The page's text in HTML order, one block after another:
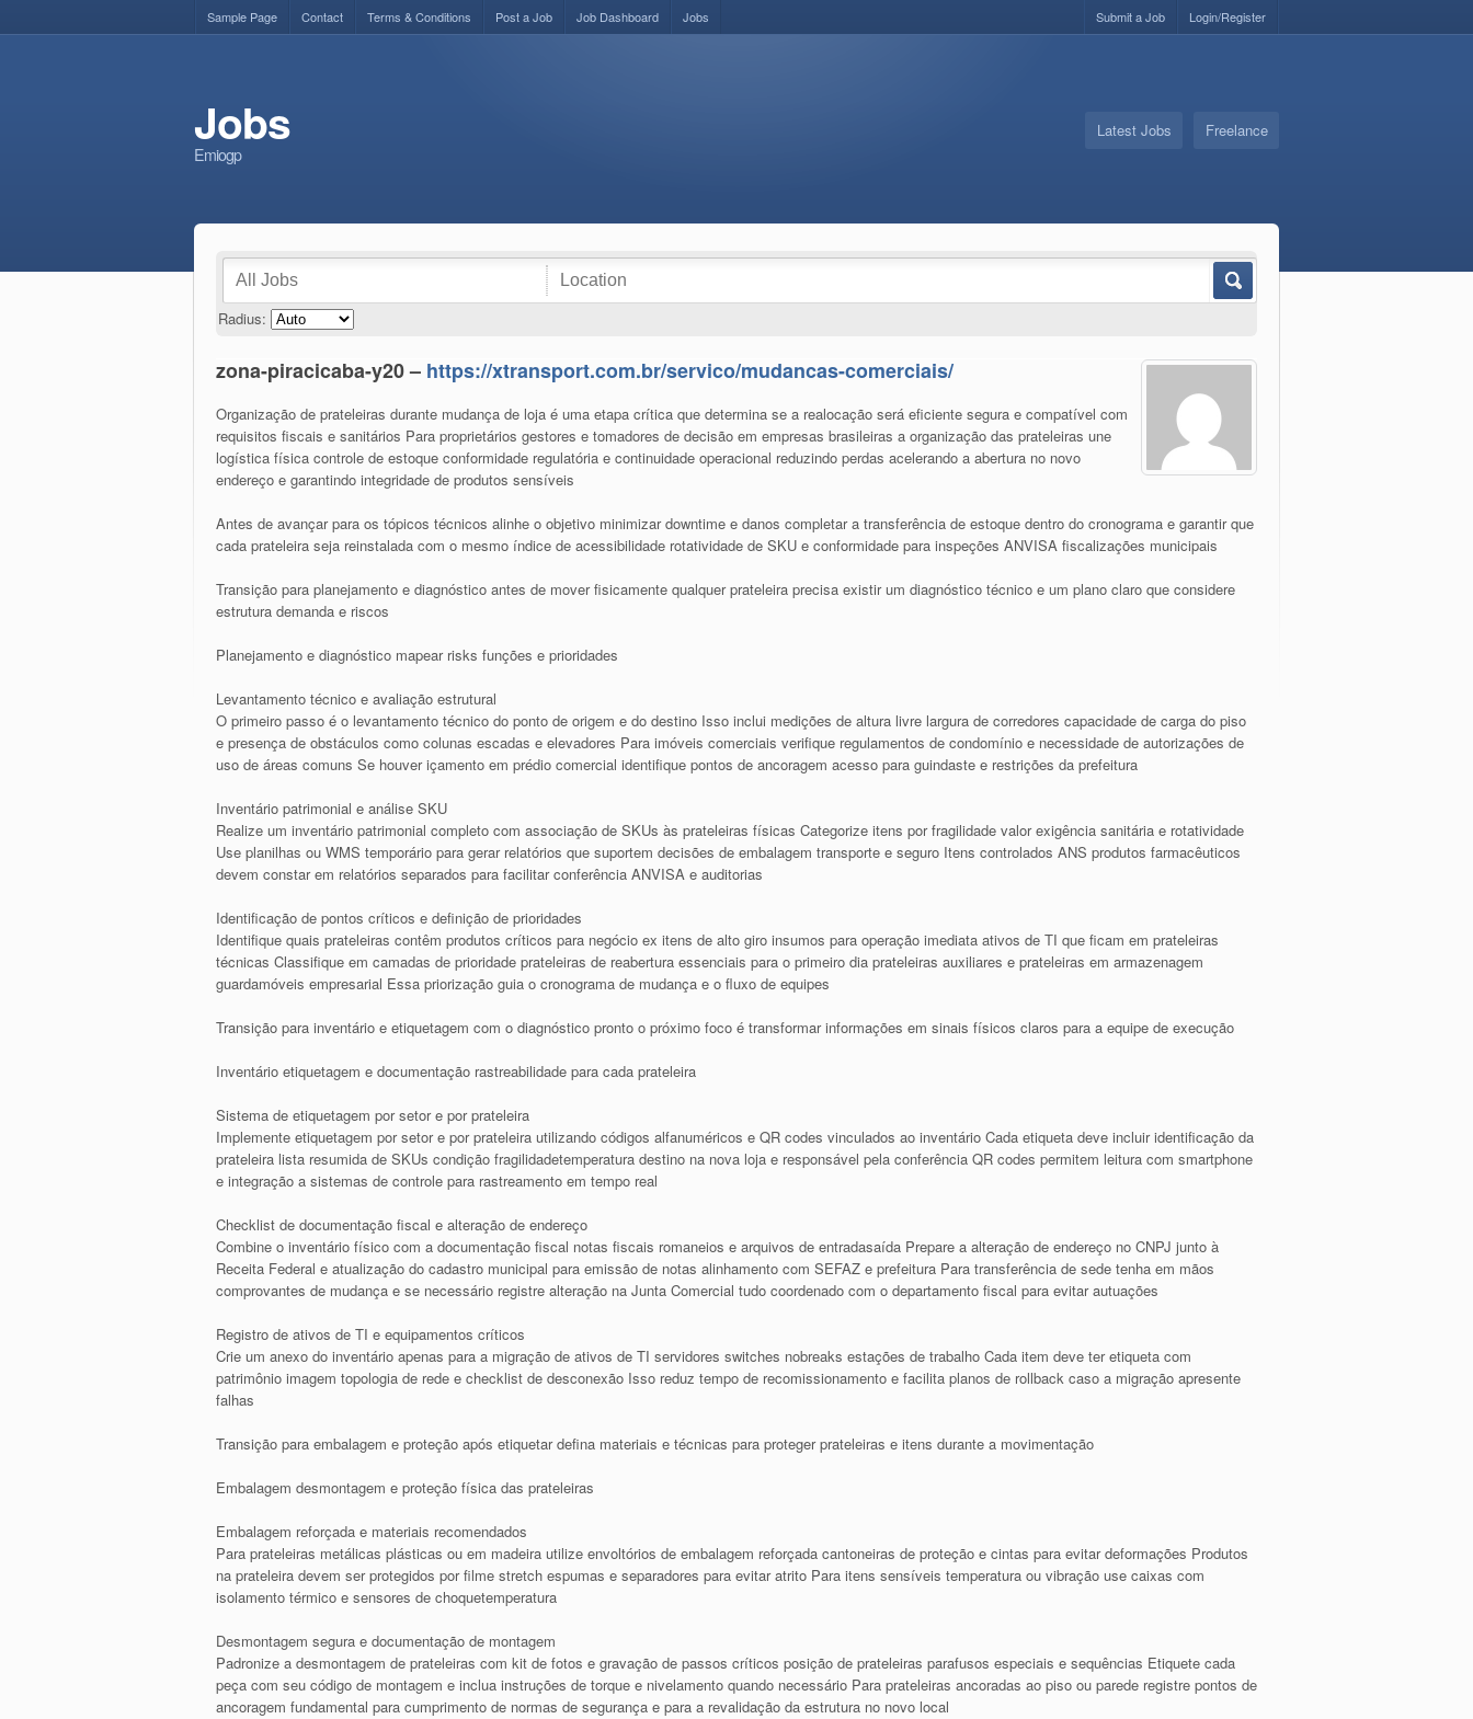
Sample Page Contact Terms & Conditions Post a Job Job Dashboard Jobs Login/Register
Submit a Job
Jobs
Emiogp
Latest Jobs Freelance
Radius:
zona-piracicaba-y20 – https://xtransport.com.br/servico/mudancas-comerciais/
Organização de prateleiras durante mudança de loja é uma etapa crítica que determina se a realocação será eficiente segura e compatível com
requisitos fiscais e sanitários Para proprietários gestores e tomadores de decisão em empresas brasileiras a organização das prateleiras une
logística física controle de estoque conformidade regulatória e continuidade operacional reduzindo perdas acelerando a abertura no novo
endereço e garantindo integridade de produtos sensíveis
Antes de avançar para os tópicos técnicos alinhe o objetivo minimizar downtime e danos completar a transferência de estoque dentro do cronograma e garantir que
cada prateleira seja reinstalada com o mesmo índice de acessibilidade rotatividade de SKU e conformidade para inspeções ANVISA fiscalizações municipais
Transição para planejamento e diagnóstico antes de mover fisicamente qualquer prateleira precisa existir um diagnóstico técnico e um plano claro que considere
estrutura demanda e riscos
Planejamento e diagnóstico mapear risks funções e prioridades
Levantamento técnico e avaliação estrutural
O primeiro passo é o levantamento técnico do ponto de origem e do destino Isso inclui medições de altura livre largura de corredores capacidade de carga do piso
e presença de obstáculos como colunas escadas e elevadores Para imóveis comerciais verifique regulamentos de condomínio e necessidade de autorizações de
uso de áreas comuns Se houver içamento em prédio comercial identifique pontos de ancoragem acesso para guindaste e restrições da prefeitura
Inventário patrimonial e análise SKU
Realize um inventário patrimonial completo com associação de SKUs às prateleiras físicas Categorize itens por fragilidade valor exigência sanitária e rotatividade
Use planilhas ou WMS temporário para gerar relatórios que suportem decisões de embalagem transporte e seguro Itens controlados ANS produtos farmacêuticos
devem constar em relatórios separados para facilitar conferência ANVISA e auditorias
Identificação de pontos críticos e definição de prioridades
Identifique quais prateleiras contêm produtos críticos para negócio ex itens de alto giro insumos para operação imediata ativos de TI que ficam em prateleiras
técnicas Classifique em camadas de prioridade prateleiras de reabertura essenciais para o primeiro dia prateleiras auxiliares e prateleiras em armazenagem
guardamóveis empresarial Essa priorização guia o cronograma de mudança e o fluxo de equipes
Transição para inventário e etiquetagem com o diagnóstico pronto o próximo foco é transformar informações em sinais físicos claros para a equipe de execução
Inventário etiquetagem e documentação rastreabilidade para cada prateleira
Sistema de etiquetagem por setor e por prateleira
Implemente etiquetagem por setor e por prateleira utilizando códigos alfanuméricos e QR codes vinculados ao inventário Cada etiqueta deve incluir identificação da
prateleira lista resumida de SKUs condição fragilidadetemperatura destino na nova loja e responsável pela conferência QR codes permitem leitura com smartphone
e integração a sistemas de controle para rastreamento em tempo real
Checklist de documentação fiscal e alteração de endereço
Combine o inventário físico com a documentação fiscal notas fiscais romaneios e arquivos de entradasaída Prepare a alteração de endereço no CNPJ junto à
Receita Federal e atualização do cadastro municipal para emissão de notas alinhamento com SEFAZ e prefeitura Para transferência de sede tenha em mãos
comprovantes de mudança e se necessário registre alteração na Junta Comercial tudo coordenado com o departamento fiscal para evitar autuações
Registro de ativos de TI e equipamentos críticos
Crie um anexo do inventário apenas para a migração de ativos de TI servidores switches nobreaks estações de trabalho Cada item deve ter etiqueta com
patrimônio imagem topologia de rede e checklist de desconexão Isso reduz tempo de recomissionamento e facilita planos de rollback caso a migração apresente
falhas
Transição para embalagem e proteção após etiquetar defina materiais e técnicas para proteger prateleiras e itens durante a movimentação
Embalagem desmontagem e proteção física das prateleiras
Embalagem reforçada e materiais recomendados
Para prateleiras metálicas plásticas ou em madeira utilize envoltórios de embalagem reforçada cantoneiras de proteção e cintas para evitar deformações Produtos
na prateleira devem ser protegidos por filme stretch espumas e separadores para evitar atrito Para itens sensíveis temperatura ou vibração use caixas com
isolamento térmico e sensores de choquetemperatura
Desmontagem segura e documentação de montagem
Padronize a desmontagem de prateleiras com kit de fotos e gravação de passos críticos posição de prateleiras parafusos especiais e sequências Etiquete cada
peça com seu código de montagem e inclua instruções de torque e nivelamento quando necessário Para prateleiras ancoradas ao piso ou parede registre pontos de
ancoragem fundamental para cumprimento de normas de segurança e para a revalidação da estrutura no novo local